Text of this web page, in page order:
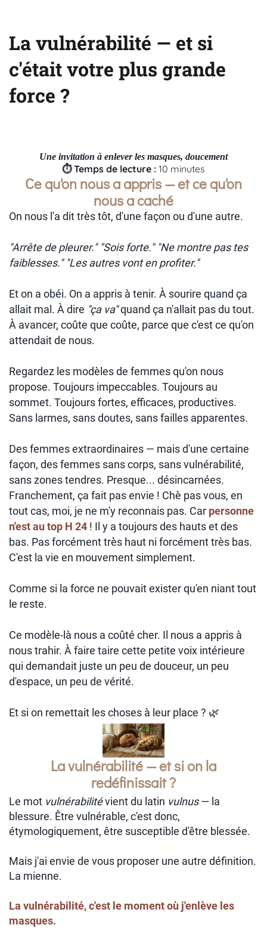
La vulnérabilité — et si
c'était votre plus grande
force ?
Une invitation à enlever les masques, doucement
⏱ Temps de lecture : 10 minutes
Ce qu'on nous a appris — et ce qu'on
nous a caché
On nous l'a dit très tôt, d'une façon ou d'une autre.
"Arrête de pleurer." "Sois forte." "Ne montre pas tes
faiblesses." "Les autres vont en profiter."
Et on a obéi. On a appris à tenir. À sourire quand ça
allait mal. À dire "ça va"quand ça n'allait pas du tout.
À avancer, coûte que coûte, parce que c'est ce qu'on
attendait de nous.
Regardez les modèles de femmes qu'on nous
propose. Toujours impeccables. Toujours au
sommet. Toujours fortes, efficaces, productives.
Sans larmes, sans doutes, sans failles apparentes.
Des femmes extraordinaires — mais d'une certaine
façon, des femmes sans corps, sans vulnérabilité,
sans zones tendres. Presque... désincarnées.
Franchement, ça fait pas envie ! Chè pas vous, en
tout cas, moi, je ne m'y reconnais pas. Car personne
n'est au top H 24 ! Il y a toujours des hauts et des
bas. Pas forcément très haut ni forcément très bas.
C'est la vie en mouvement simplement.
Comme si la force ne pouvait exister qu'en niant tout
le reste.
Ce modèle-là nous a coûté cher. Il nous a appris à
nous trahir. À faire taire cette petite voix intérieure
qui demandait juste un peu de douceur, un peu
d'espace, un peu de vérité.
Et si on remettait les choses à leur place ? 🌿
La vulnérabilité — et si on la
redéfinissait ?
Le mot vulnérabilitévient du latin vulnus— la
blessure. Être vulnérable, c'est donc,
étymologiquement, être susceptible d'être blessée.
Mais j'ai envie de vous proposer une autre définition.
La mienne.
La vulnérabilité, c'est le moment où j'enlève les
masques.